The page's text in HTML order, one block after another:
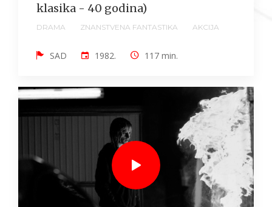
klasika - 40 godina)
DRAMA ZNANSTVENA FANTASTIKA AKCIJA
SAD 1982. 117 min.